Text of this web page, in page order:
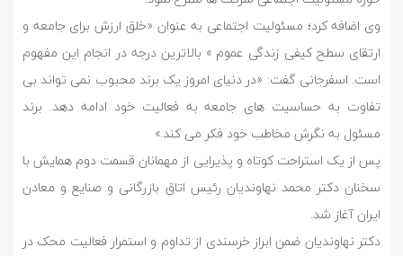
وی اضافه کرد؛ مسئولیت اجتماعی به عنوان «خلق ارزش برای جامعه و
ارتقای سطح کیفی زندگی عموم » بالاترین درجه در انجام این مفهوم
است. اسفرجانی گفت:‌‌ «در دنیای امروز یک برند محبوب نمی تواند بی
تفاوت به حساسیت های جامعه به فعالیت خود ادامه دهد. برند
مسئول به نگرش مخاطب خود فکر می کند.»
پس از یک استراحت کوتاه و پذیرایی از مهمانان قسمت دوم همایش با
سخنان دکتر محمد نهاوندیان رئیس اتاق بازرگانی و صنایع و معادن
ایران آغاز شد.
دکتر نهاوندیان ضمن ابراز خرسندی از تداوم و استمرار فعالیت محک در